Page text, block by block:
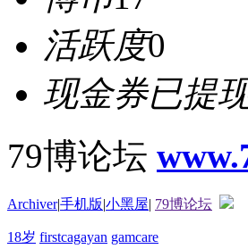
活跃度0
现金券已提
79博论坛
Archiver|手机版|小黑屋| 79博论坛
18岁 firstcagayan gamcare